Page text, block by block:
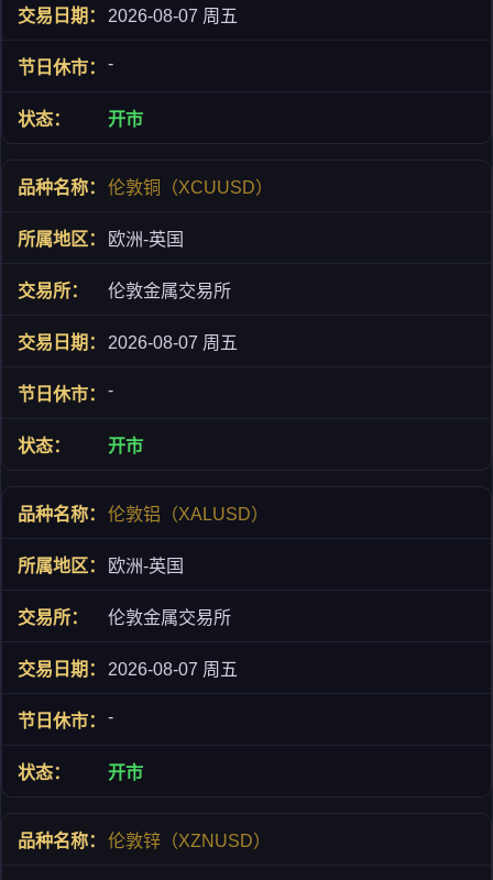
2026-08-07 周五
-
开市
伦敦铜（XCUUSD）
欧洲-英国
伦敦金属交易所
2026-08-07 周五
-
开市
伦敦铝（XALUSD）
欧洲-英国
伦敦金属交易所
2026-08-07 周五
-
开市
伦敦锌（XZNUSD）